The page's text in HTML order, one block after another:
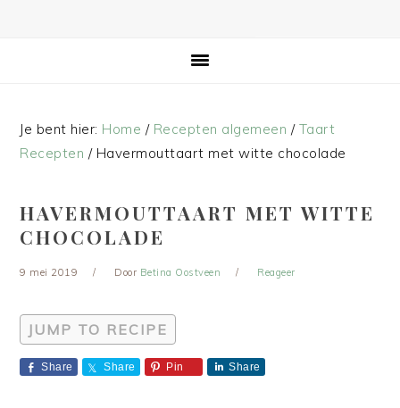
Je bent hier: Home / Recepten algemeen / Taart
Recepten /Havermouttaart met witte chocolade
HAVERMOUTTAART MET WITTE
CHOCOLADE
9 mei 2019 Door Betina Oostveen Reageer
JUMP TO RECIPE
Share Share Pin Share